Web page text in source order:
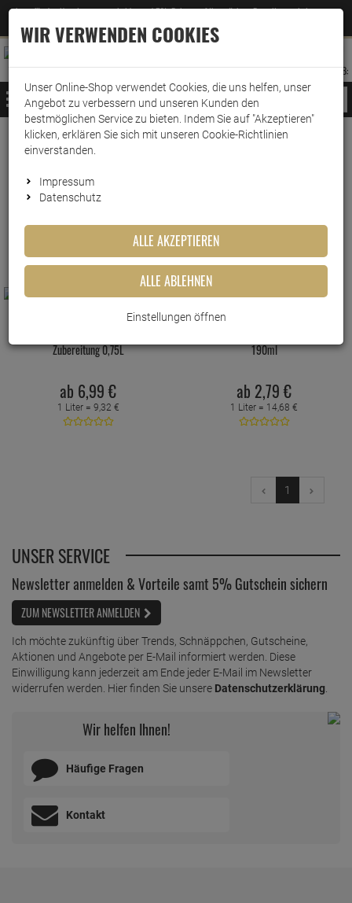
Jetzt für den Newsletter entscheiden und 5% Rabatt auf Ihre nächste Bestellung erhalten
–Zum Newsletter
ANMELDEN
AUFKLAPPEN
MERKZETTEL
WARENKORB:
MENÜ
www.wark24.de Lebensmittel Sonstiges Speiseöl
Zubereitung 0,75L
ab 6,99 €
1 Liter = 9,32 €
190ml
ab 2,79 €
1 Liter = 14,68 €
1
UNSER SERVICE
Newsletter anmelden & Vorteile samt 5% Gutschein sichern
ZUM NEWSLETTER ANMELDEN
Ich möchte zukünftig über Trends, Schnäppchen, Gutscheine,
Aktionen und Angebote per E-Mail informiert werden. Diese
Einwilligung kann jederzeit am Ende jeder E-Mail im Newsletter
widerrufen werden. Hier finden Sie unsere Datenschutzerklärung
Wir helfen Ihnen!
Häufige Fragen
Kontakt
WIR VERWENDEN COOKIES
Unser Online-Shop verwendet Cookies, die uns helfen, unser
Angebot zu verbessern und unseren Kunden den
bestmöglichen Service zu bieten. Indem Sie auf "Akzeptieren"
klicken, erklären Sie sich mit unseren Cookie-Richtlinien
einverstanden.
Impressum
Datenschutz
ALLE AKZEPTIEREN
ALLE ABLEHNEN
Einstellungen öffnen